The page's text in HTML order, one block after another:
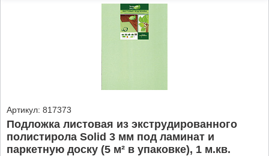
Артикул: 817373
Подложка листовая из экструдированного
полистирола Solid 3 мм под ламинат и
паркетную доску (5 м² в упаковке), 1 м.кв.